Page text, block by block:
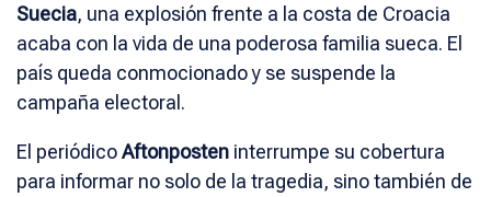
Suecia, una explosión frente a la costa de Croacia
acaba con la vida de una poderosa familia sueca. El
país queda conmocionado y se suspende la
campaña electoral.
El periódicoAftonposten interrumpe su cobertura
para informar no solo de la tragedia, sino también de